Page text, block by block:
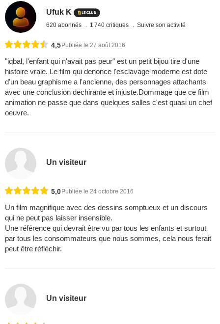
Ufuk K
620 abonnés 1 740 critiques Suivre son activité
4,5Publiée le 27 août 2016
"iqbal, l'enfant qui n'avait pas peur" est un petit bijou tire d'une
histoire vraie. Le film qui denonce l'esclavage moderne est dote
d'un beau graphisme a l'ancienne, des personnages attachants
avec une conclusion dechirante et injuste.Dommage que ce film
animation ne passe que dans quelques salles c'est quasi un chef
oeuvre.
Un visiteur
5,0Publiée le 24 octobre 2016
Un film magnifique avec des dessins somptueux et un discours
qui ne peut pas laisser insensible.
Une référence qui devrait être vu par tous les enfants et surtout
par tous les consommateurs que nous sommes, cela nous ferait
peut être réfléchir.
Un visiteur